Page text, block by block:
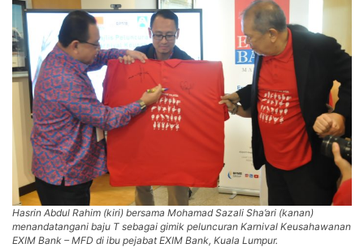
Hasrin Abdul Rahim (kiri) bersama Mohamad Sazali Sha’ari (kanan)
menandatangani baju T sebagai gimik peluncuran Karnival Keusahawanan
EXIM Bank – MFD di ibu pejabat EXIM Bank, Kuala Lumpur.